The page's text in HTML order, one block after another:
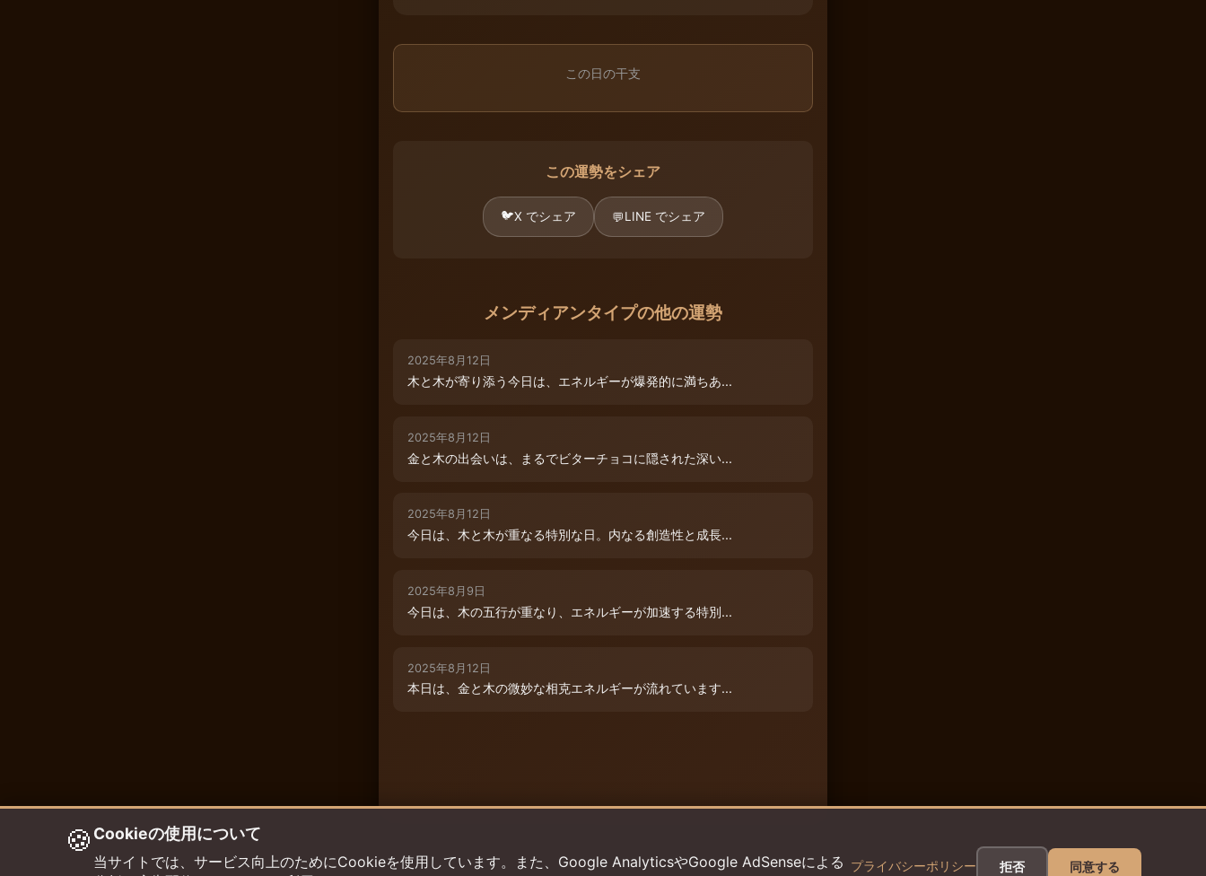
この日の干支
この運勢をシェア
🐦X でシェア 💬LINE でシェア
メンディアンタイプの他の運勢
2025年8月12日
木と木が寄り添う今日は、エネルギーが爆発的に満ちあ...
2025年8月12日
金と木の出会いは、まるでビターチョコに隠された深い...
2025年8月12日
今日は、木と木が重なる特別な日。内なる創造性と成長...
2025年8月9日
今日は、木の五行が重なり、エネルギーが加速する特別...
2025年8月12日
本日は、金と木の微妙な相克エネルギーが流れています...
🍪 Cookieの使用について
当サイトでは、サービス向上のためにCookieを使用しています。また、Google AnalyticsやGoogle AdSenseによる プライバシーポリシー 拒否 同意する